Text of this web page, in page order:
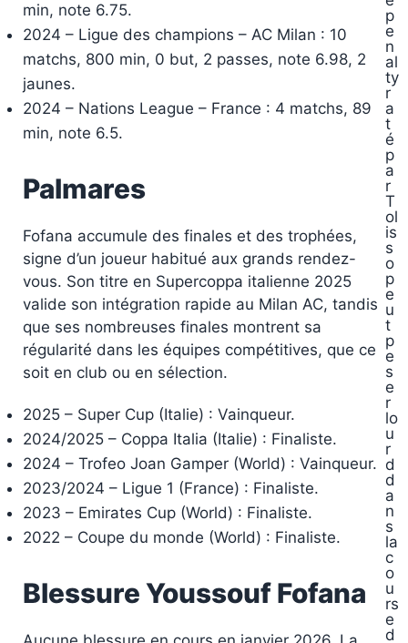
min, note 6.75.
2024 – Ligue des champions – AC Milan : 10
matchs, 800 min, 0 but, 2 passes, note 6.98, 2
jaunes.
2024 – Nations League – France : 4 matchs, 89
min, note 6.5.
Palmares
Fofana accumule des finales et des trophées,
signe d’un joueur habitué aux grands rendez-
vous. Son titre en Supercoppa italienne 2025
valide son intégration rapide au Milan AC, tandis
que ses nombreuses finales montrent sa
régularité dans les équipes compétitives, que ce
soit en club ou en sélection.
2025 – Super Cup (Italie) : Vainqueur.
2024/2025 – Coppa Italia (Italie) : Finaliste.
2024 – Trofeo Joan Gamper (World) : Vainqueur.
2023/2024 – Ligue 1 (France) : Finaliste.
2023 – Emirates Cup (World) : Finaliste.
2022 – Coupe du monde (World) : Finaliste.
Blessure Youssouf Fofana
p
e
n
al
ty
r
a
t
é
p
a
r
T
ol
is
s
o
p
e
u
t
p
e
s
e
r
lo
u
r
d
d
a
n
s
la
c
o
u
rs
e
d